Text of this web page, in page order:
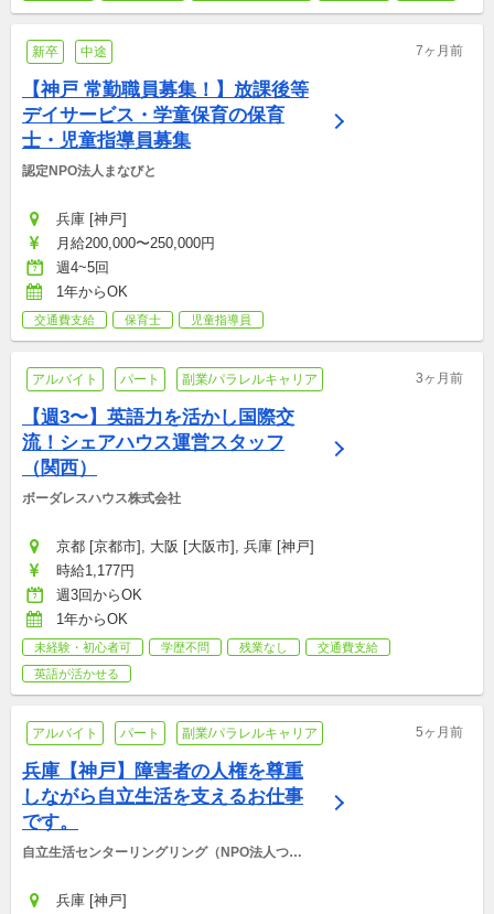
新卒 中途 7ヶ月前
【神戸 常勤職員募集！】放課後等
デイサービス・学童保育の保育
士・児童指導員募集
認定NPO法人まなびと
兵庫 [神戸]
月給200,000〜250,000円
週4~5回
1年からOK
交通費支給 保育士 児童指導員
アルバイト パート 副業/パラレルキャリア 3ヶ月前
【週3〜】英語力を活かし国際交
流！シェアハウス運営スタッフ
（関西）
ボーダレスハウス株式会社
京都 [京都市], 大阪 [大阪市], 兵庫 [神戸]
時給1,177円
週3回からOK
1年からOK
未経験・初心者可 学歴不問 残業なし
交通費支給
英語が活かせる
アルバイト パート 副業/パラレルキャリア 5ヶ月前
兵庫【神戸】障害者の人権を尊重
しながら自立生活を支えるお仕事
です。
自立生活センターリングリング（NPO法人つな
兵庫 [神戸]